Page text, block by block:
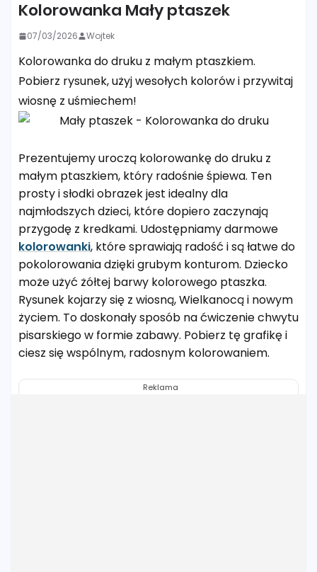
Kolorowanka Mały ptaszek
07/03/2026 Wojtek
Kolorowanka do druku z małym ptaszkiem.
Pobierz rysunek, użyj wesołych kolorów i przywitaj
wiosnę z uśmiechem!
Prezentujemy uroczą kolorowankę do druku z
małym ptaszkiem, który radośnie śpiewa. Ten
prosty i słodki obrazek jest idealny dla
najmłodszych dzieci, które dopiero zaczynają
przygodę z kredkami. Udostępniamy darmowe
kolorowanki, które sprawiają radość i są łatwe do
pokolorowania dzięki grubym konturom. Dziecko
może użyć żółtej barwy kolorowego ptaszka.
Rysunek kojarzy się z wiosną, Wielkanocą i nowym
życiem. To doskonały sposób na ćwiczenie chwytu
pisarskiego w formie zabawy. Pobierz tę grafikę i
ciesz się wspólnym, radosnym kolorowaniem.
Reklama